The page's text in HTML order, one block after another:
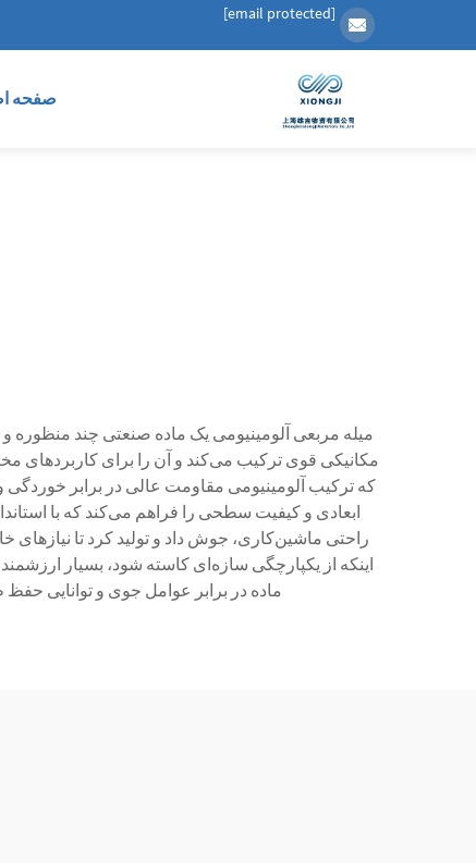
[email protected]
صفحه
میله مربعی آلومینیومی یک ماده صنعتی چند
مکانیکی قوی ترکیب می‌کند و آن را برای کاربردهای
که ترکیب آلومینیومی مقاومت عالی در برابر خوردگی
ابعادی و کیفیت سطحی را فراهم می‌کند که با
راحتی ماشین‌کاری، جوش داد و تولید کرد تا نیازهای
اینکه از یکپارچگی سازه‌ای کاسته شود، بسیار
ماده در برابر عوامل جوی و توانایی